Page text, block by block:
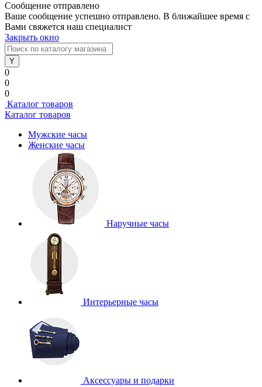
Сообщение отправлено
Ваше сообщение успешно отправлено. В ближайшее время с
Вами свяжется наш специалист
Закрыть окно
0
0
0
Каталог товаров
Каталог товаров
Мужские часы
Женские часы
Наручные часы
Интерьерные часы
Аксессуары и подарки